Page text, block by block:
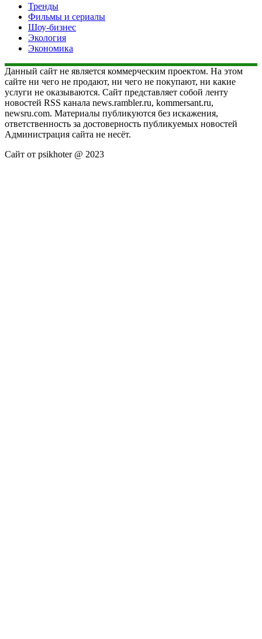
Тренды
Фильмы и сериалы
Шоу-бизнес
Экология
Экономика
Данный сайт не является коммерческим проектом. На этом
сайте ни чего не продают, ни чего не покупают, ни какие
услуги не оказываются. Сайт представляет собой ленту
новостей RSS канала news.rambler.ru, kommersant.ru,
newsru.com. Материалы публикуются без искажения,
ответственность за достоверность публикуемых новостей
Администрация сайта не несёт.
Сайт от psikhoter @ 2023